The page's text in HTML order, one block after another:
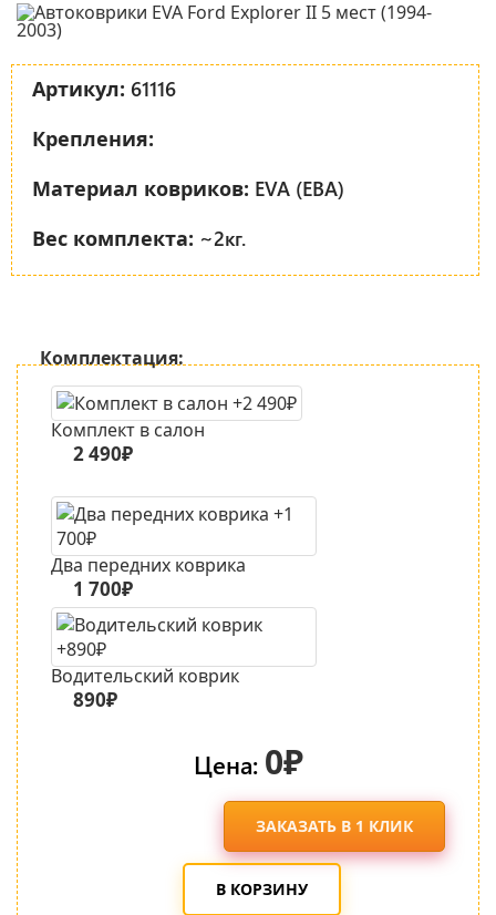
Артикул: 61116
Крепления:
Материал ковриков: EVA (ЕВА)
Вес комплекта: ~2кг.
Комплектация:
Комплект в салон
2 490₽
Два передних коврика
1 700₽
Водительский коврик
890₽
Цена: 0₽
ЗАКАЗАТЬ В 1 КЛИК
В КОРЗИНУ